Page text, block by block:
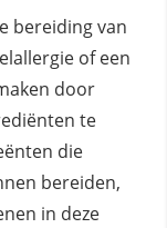
bereiding van
of een
door
te
die
bereiden,
in deze